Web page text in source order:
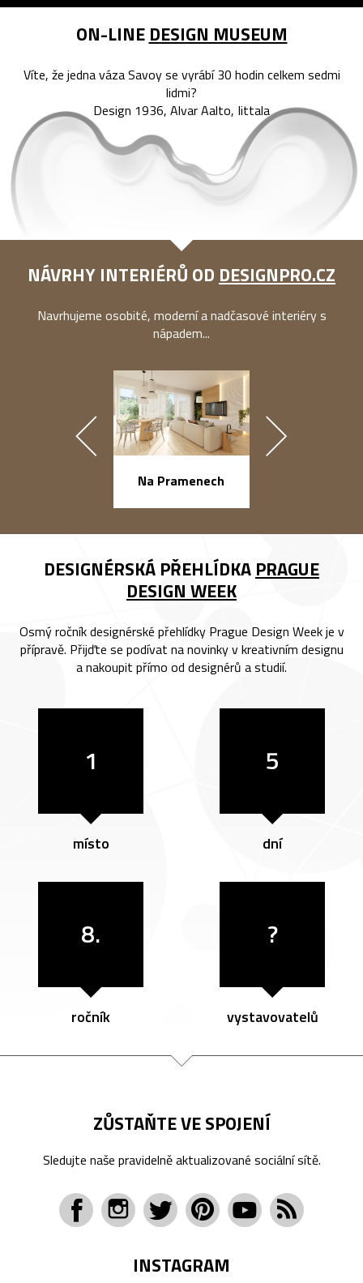
ON-LINE DESIGN MUSEUM
Víte, že jedna váza Savoy se vyrábí 30 hodin celkem sedmi
lidmi?
Design 1936, Alvar Aalto, Iittala
NÁVRHY INTERIÉRŮ OD DESIGNPRO.CZ
Navrhujeme osobité, moderní a nadčasové interiéry s
nápadem...
Na Pramenech
DESIGNÉRSKÁ PŘEHLÍDKA PRAGUE
DESIGN WEEK
Osmý ročník designérské přehlídky Prague Design Week je v
přípravě. Přijďte se podívat na novinky v kreativním designu
a nakoupit přímo od designérů a studií.
1
místo
5
dní
8.
ročník
?
vystavovatelů
ZŮSTAŇTE VE SPOJENÍ
Sledujte naše pravidelně aktualizované sociální sítě.
INSTAGRAM